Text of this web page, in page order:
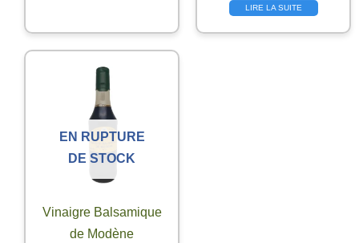
LIRE LA SUITE
EN RUPTURE
DE STOCK
Vinaigre Balsamique
de Modène